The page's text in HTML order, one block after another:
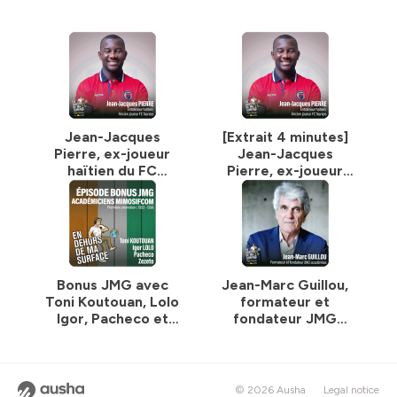
Bonne écoute... et bon voyage ! 🛫 🌎
Hébergé par Ausha. Visitez
ausha.co/politique-de-
confidentialitepour plus d'informations.
Jean-Jacques
Pierre, ex-joueur
haïtien du FC
Nantes
[Extrait 4 minutes]
Jean-Jacques
Pierre, ex-joueur
haïtien du FC
Nantes
Bonus JMG avec
Toni Koutouan, Lolo
Igor, Pacheco et
Jean-Marc Guillou,
formateur et
fondateur JMG
© 2026 Ausha Legal notice